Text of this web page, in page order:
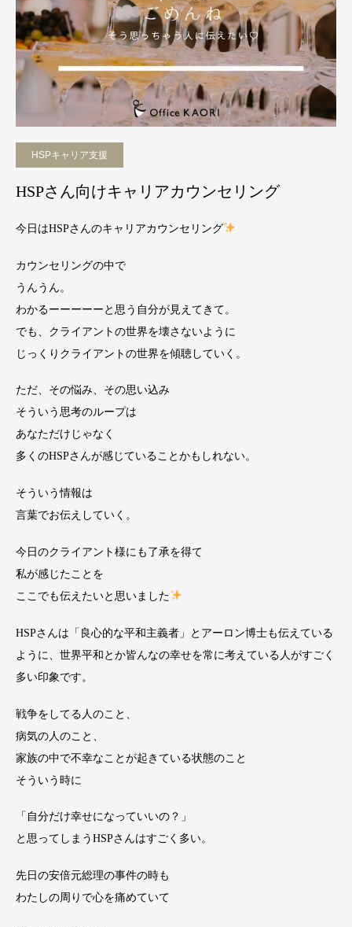
HSPキャリア支援
HSPさん向けキャリアカウンセリング
今日はHSPさんのキャリアカウンセリング
カウンセリングの中で
うんうん。
わかるーーーーーと思う自分が見えてきて。
でも、クライアントの世界を壊さないように
じっくりクライアントの世界を傾聴していく。
ただ、その悩み、その思い込み
そういう思考のループは
あなただけじゃなく
多くのHSPさんが感じていることかもしれない。
そういう情報は
言葉でお伝えしていく。
今日のクライアント様にも了承を得て
私が感じたことを
ここでも伝えたいと思いました
HSPさんは「良心的な平和主義者」とアーロン博士も伝えている
ように、世界平和とか皆んなの幸せを常に考えている人がすごく
多い印象です。
戦争をしてる人のこと、
病気の人のこと、
家族の中で不幸なことが起きている状態のこと
そういう時に
「自分だけ幸せになっていいの？」
と思ってしまうHSPさんはすごく多い。
先日の安倍元総理の事件の時も
わたしの周りで心を痛めていて